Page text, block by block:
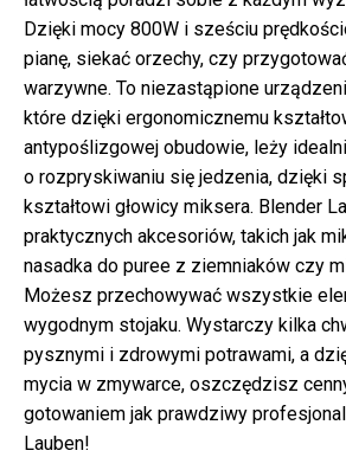
Dzięki mocy 800W i sześciu
pianę, siekać orzechy, czy
warzywne. To niezastąpione
które dzięki ergonomicznemu
antypoślizgowej obudowie, leży
o rozpryskiwaniu się jedzenia, dzięki
kształtowi głowicy miksera. Blender
praktycznych akcesoriów, takich jak
nasadka do puree z ziemniaków czy
Możesz przechowywać wszystkie
wygodnym stojaku. Wystarczy kilka
pysznymi i zdrowymi potrawami, a
mycia w zmywarce, oszczędzisz
gotowaniem jak prawdziwy
Lauben!